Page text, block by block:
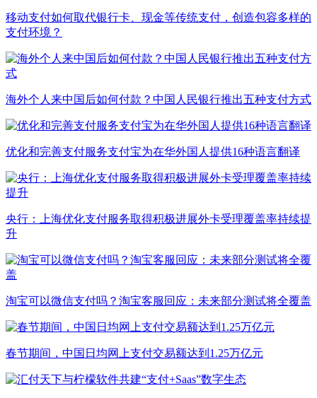
移动支付如何取代银行卡、现金等传统支付，创造包容多样的
支付环境？
海外个人来中国后如何付款？中国人民银行推出五种支付方式
优化和完善支付服务支付宝为在华外国人提供16种语言翻译
央行：上海优化支付服务取得积极进展外卡受理覆盖率持续提
升
淘宝可以微信支付吗？淘宝客服回应：未来部分测试将全覆盖
春节期间，中国日均网上支付交易额达到1.25万亿元